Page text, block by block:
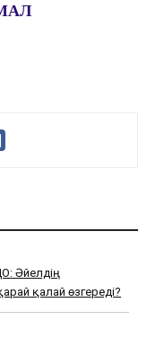
Әйелдің
қалай өзгереді?